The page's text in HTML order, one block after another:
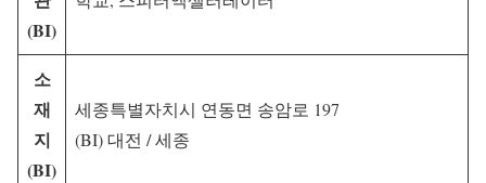
(BI)
소
재
지
(BI)
세종특별자치시 연동면 송암로 197
(BI) 대전 / 세종